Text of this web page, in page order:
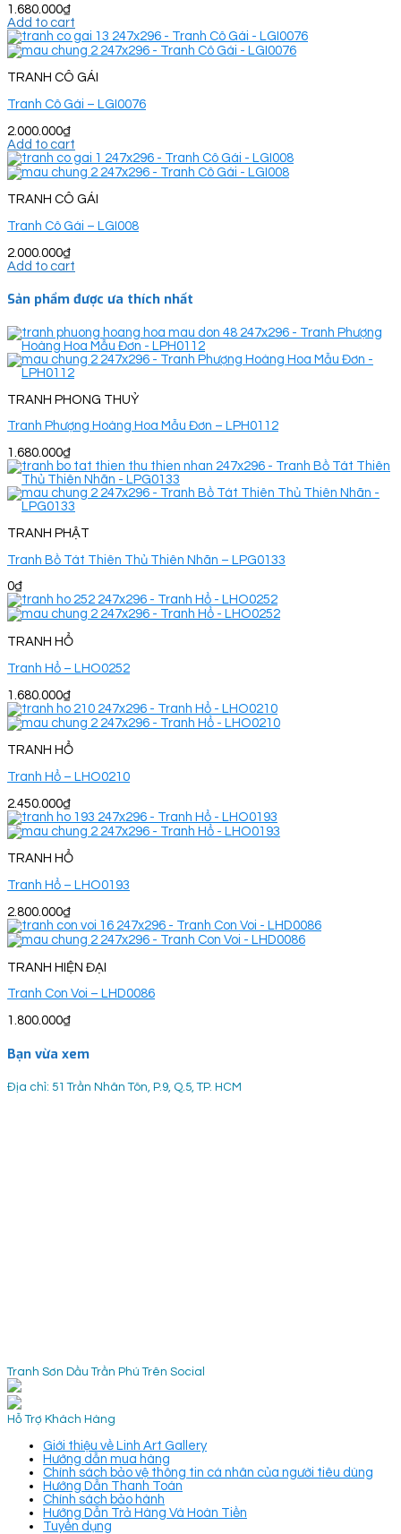
1.680.000₫
Add to cart
TRANH CÔ GÁI
Tranh Cô Gái – LGI0076
2.000.000₫
Add to cart
TRANH CÔ GÁI
Tranh Cô Gái – LGI008
2.000.000₫
Add to cart
Sản phẩm được ưa thích nhất
TRANH PHONG THUỶ
Tranh Phượng Hoàng Hoa Mẫu Đơn – LPH0112
1.680.000₫
TRANH PHẬT
Tranh Bồ Tát Thiên Thủ Thiên Nhãn – LPG0133
0₫
TRANH HỔ
Tranh Hổ – LHO0252
1.680.000₫
TRANH HỔ
Tranh Hổ – LHO0210
2.450.000₫
TRANH HỔ
Tranh Hổ – LHO0193
2.800.000₫
TRANH HIỆN ĐẠI
Tranh Con Voi – LHD0086
1.800.000₫
Bạn vừa xem
Địa chỉ: 51 Trần Nhân Tôn, P.9, Q.5, TP. HCM
Tranh Sơn Dầu Trần Phú Trên Social
Hỗ Trợ Khách Hàng
Giới thiệu về Linh Art Gallery
Hướng dẫn mua hàng
Chính sách bảo vệ thông tin cá nhân của người tiêu dùng
Hướng Dẫn Thanh Toán
Chính sách bảo hành
Hướng Dẫn Trả Hàng Và Hoàn Tiền
Tuyển dụng